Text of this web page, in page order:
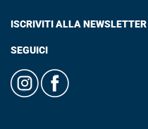
ISCRIVITI ALLA NEWSLETTER
SEGUICI